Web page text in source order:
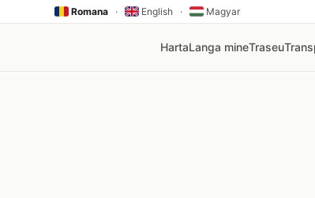
Romana · English · Magyar
HartaLanga mineTraseu